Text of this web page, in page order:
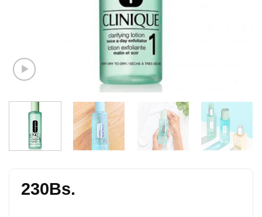
230Bs.